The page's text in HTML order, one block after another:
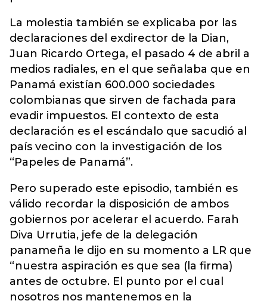
La molestia también se explicaba por las
declaraciones del exdirector de la Dian,
Juan Ricardo Ortega, el pasado 4 de abril a
medios radiales, en el que señalaba que en
Panamá existían 600.000 sociedades
colombianas que sirven de fachada para
evadir impuestos. El contexto de esta
declaración es el escándalo que sacudió al
país vecino con la investigación de los
“Papeles de Panamá”.
Pero superado este episodio, también es
válido recordar la disposición de ambos
gobiernos por acelerar el acuerdo. Farah
Diva Urrutia, jefe de la delegación
panameña le dijo en su momento a LR que
“nuestra aspiración es que sea (la firma)
antes de octubre. El punto por el cual
nosotros nos mantenemos en la